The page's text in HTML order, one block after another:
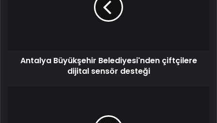
Antalya Büyükşehir Belediyesi'nden çiftçilere
dijital sensör desteği